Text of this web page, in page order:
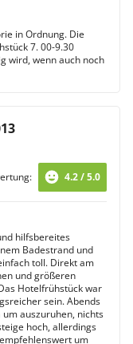
in Ordnung. Die
7. 00-9.30
wird, wenn auch noch
4.2 / 5.0
hilfsbereites
Badestrand und
toll. Direkt am
und größeren
Hotelfrühstück war
sein. Abends
auszuruhen, nichts
hoch, allerdings
um